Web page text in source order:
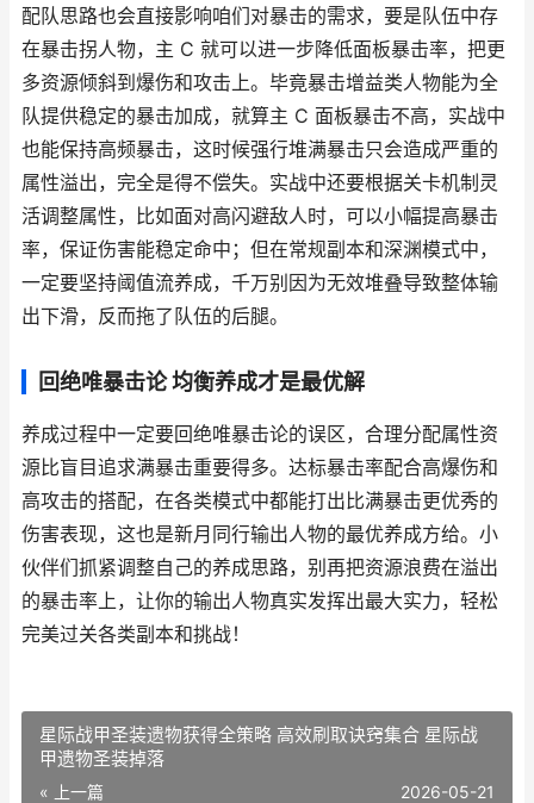
配队思路也会直接影响咱们对暴击的需求，要是队伍中存
在暴击拐人物，主 C 就可以进一步降低面板暴击率，把更
多资源倾斜到爆伤和攻击上。毕竟暴击增益类人物能为全
队提供稳定的暴击加成，就算主 C 面板暴击不高，实战中
也能保持高频暴击，这时候强行堆满暴击只会造成严重的
属性溢出，完全是得不偿失。实战中还要根据关卡机制灵
活调整属性，比如面对高闪避敌人时，可以小幅提高暴击
率，保证伤害能稳定命中；但在常规副本和深渊模式中，
一定要坚持阈值流养成，千万别因为无效堆叠导致整体输
出下滑，反而拖了队伍的后腿。
回绝唯暴击论 均衡养成才是最优解
养成过程中一定要回绝唯暴击论的误区，合理分配属性资
源比盲目追求满暴击重要得多。达标暴击率配合高爆伤和
高攻击的搭配，在各类模式中都能打出比满暴击更优秀的
伤害表现，这也是新月同行输出人物的最优养成方给。小
伙伴们抓紧调整自己的养成思路，别再把资源浪费在溢出
的暴击率上，让你的输出人物真实发挥出最大实力，轻松
完美过关各类副本和挑战！
星际战甲圣装遗物获得全策略 高效刷取诀窍集合 星际战
甲遗物圣装掉落
« 上一篇 2026-05-21